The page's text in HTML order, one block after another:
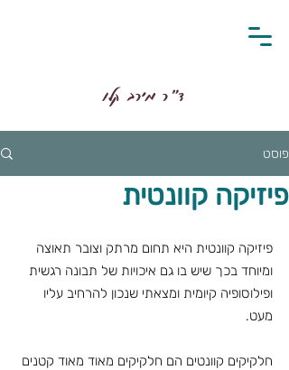
ד״ר מירב קלו
פוסט
פיזיקה קוונטית
פיזיקה קוונטית היא תחום מרתק וצובר תאוצה
ומיוחד בכך שיש בו גם איכויות של תבונה רגשית
ופילוסופיה קיומית ומצאתי שנכון להרחיב עליו
מעט.
חלקיקים קוונטים הם חלקיקים מאוד מאוד קטנים